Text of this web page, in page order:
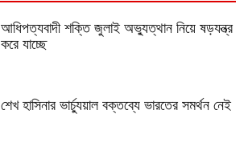
আধিপত্যবাদী শক্তি জুলাই অভ্যুত্থান নিয়ে ষড়যন্ত্র
করে যাচ্ছে
শেখ হাসিনার ভার্চ্যুয়াল বক্তব্যে ভারতের সমর্থন নেই